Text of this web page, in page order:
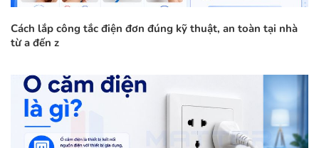
Cách lắp công tắc điện đơn đúng kỹ thuật, an toàn tại nhà
từ a đến z